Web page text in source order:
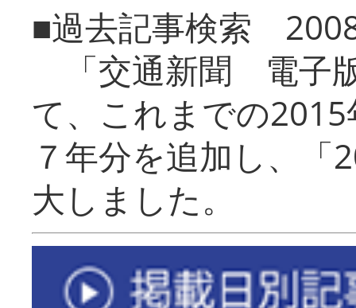
■過去記事検索
「交通新聞 電子
て、これまでの
７年分を追加し、「
大しまし